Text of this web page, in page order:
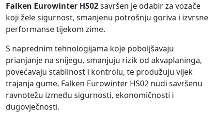
Falken Eurowinter HS02savršen je odabir za vozače
koji žele sigurnost, smanjenu potrošnju goriva i izvrsne
performanse tijekom zime.
S naprednim tehnologijama koje poboljšavaju
prianjanje na snijegu, smanjuju rizik od akvaplaninga,
povećavaju stabilnost i kontrolu, te produžuju vijek
trajanja gume, Falken Eurowinter HS02 nudi savršenu
ravnotežu između sigurnosti, ekonomičnosti i
dugovječnosti.